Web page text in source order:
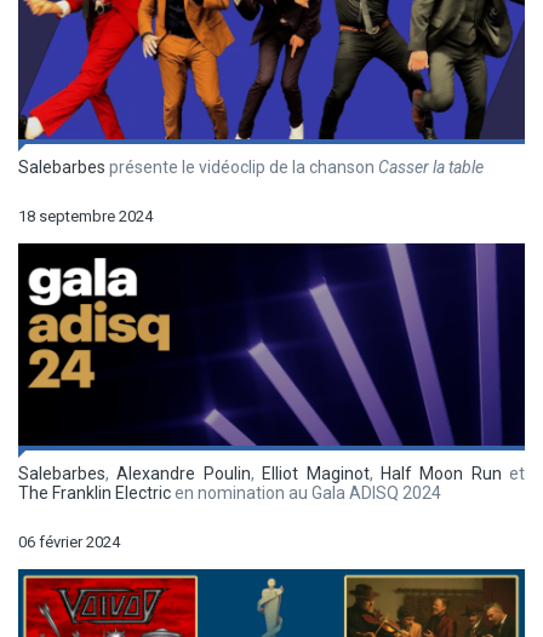
Salebarbes présente le vidéoclip de la chanson Casser la table
18 septembre 2024
Salebarbes,Alexandre Poulin, Elliot Maginot, Half Moon Run et
The Franklin Electricen nomination au Gala ADISQ 2024
06 février 2024